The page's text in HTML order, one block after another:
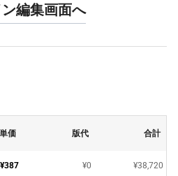
編集画面へ
単価 版代 合計
¥387 ¥0 ¥38,720